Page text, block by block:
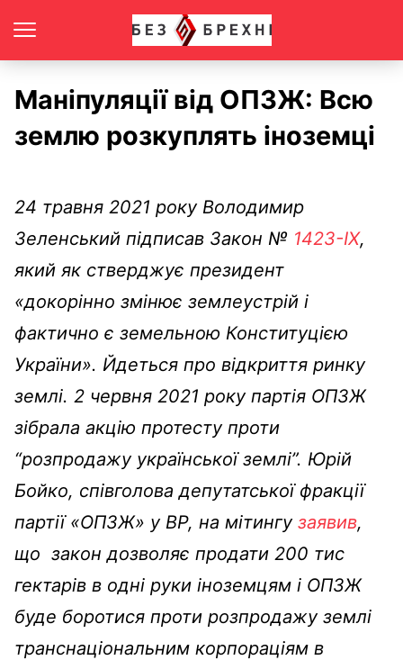
Маніпуляції від ОПЗЖ: Всю
землю розкуплять іноземці
24 травня 2021 року Володимир
Зеленський підписав Закон № 1423-IX,
який як стверджує президент
«докорінно змінює землеустрій і
фактично є земельною Конституцією
України». Йдеться про відкриття ринку
землі. 2 червня 2021 року партія ОПЗЖ
зібрала акцію протесту проти
“розпродажу української землі”. Юрій
Бойко, співголова депутатської фракції
партії «ОПЗЖ» у ВР, на мітингу заявив,
що закон дозволяє продати 200 тис
гектарів в одні руки іноземцям і ОПЗЖ
буде боротися проти розпродажу землі
транснаціональним корпораціям в